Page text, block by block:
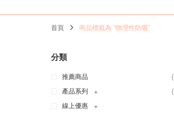
首頁 商品標籤為 “物理性防曬”
分類
推薦商品
產品系列
+
線上優惠
+